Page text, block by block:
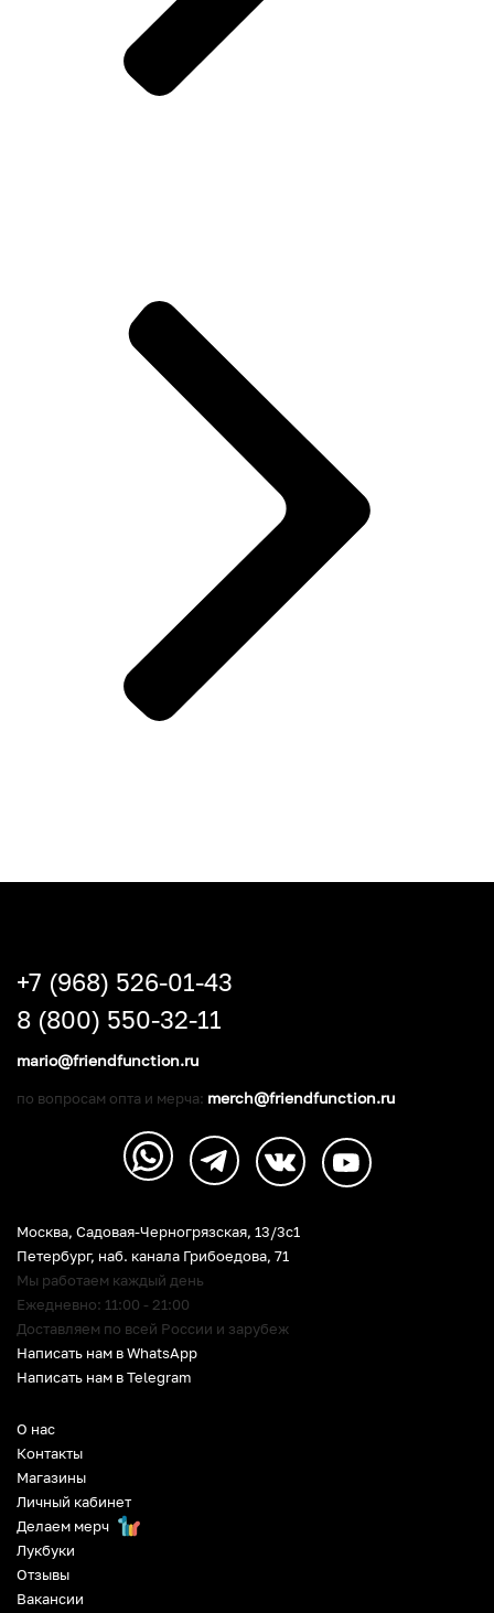
О нас
Контакты
Магазины
Личный кабинет
Делаем мерч
Лукбуки
Отзывы
Вакансии
Москва, Садовая-Черногрязская, 13/3c1
Петербург, наб. канала Грибоедова, 71
Мы работаем каждый день
Ежедневно: 11:00 - 21:00
Доставляем по всей России и зарубеж
Написать нам в WhatsApp
Написать нам в Telegram
+7 (968) 526-01-43
8 (800) 550-32-11
mario@friendfunction.ru
по вопросам опта и мерча: merch@friendfunction.ru